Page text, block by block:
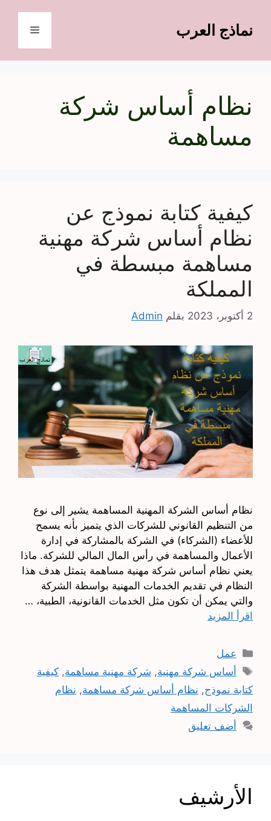
المحتوىنماذج العرب القائمة
نظام أساس شركة
مساهمة
كيفية كتابة نموذج عن
نظام أساس شركة مهنية
مساهمة مبسطة في
المملكة
2 أكتوبر، 2023 بقلم Admin
نظام أساس الشركة المهنية المساهمة يشير إلى نوع
من التنظيم القانوني للشركات الذي يتميز بأنه يسمح
للأعضاء (الشركاء) في الشركة بالمشاركة في إدارة
الأعمال والمساهمة في رأس المال المالي للشركة. ماذا
يعني نظام أساس شركة مهنية مساهمة يتمثل هدف هذا
النظام في تقديم الخدمات المهنية بواسطة الشركة
والتي يمكن أن تكون مثل الخدمات القانونية، الطبية، …
اقرأ المزيد
التصنيفات
عمل
الوسوم
أساس شركة مهنية, شركة مهنية مساهمة,كيفية
كتابة نموذج, نظام أساس شركة مساهمة, نظام
الشركات المساهمة
أضف تعليق
الأرشيف